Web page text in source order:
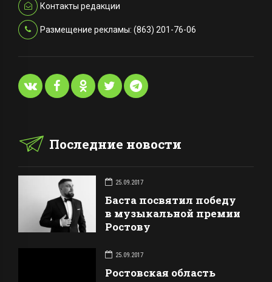
Контакты редакции
Размещение рекламы: (863) 201-76-06
Последние новости
25.09.2017
Баста посвятил победу
в музыкальной премии
Ростову
25.09.2017
Ростовская область